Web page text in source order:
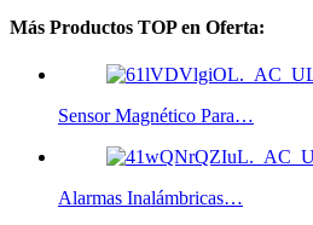
Más Productos TOP en Oferta:
Sensor Magnético Para…
Alarmas Inalámbricas…